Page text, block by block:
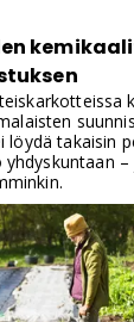
löydä takaisin